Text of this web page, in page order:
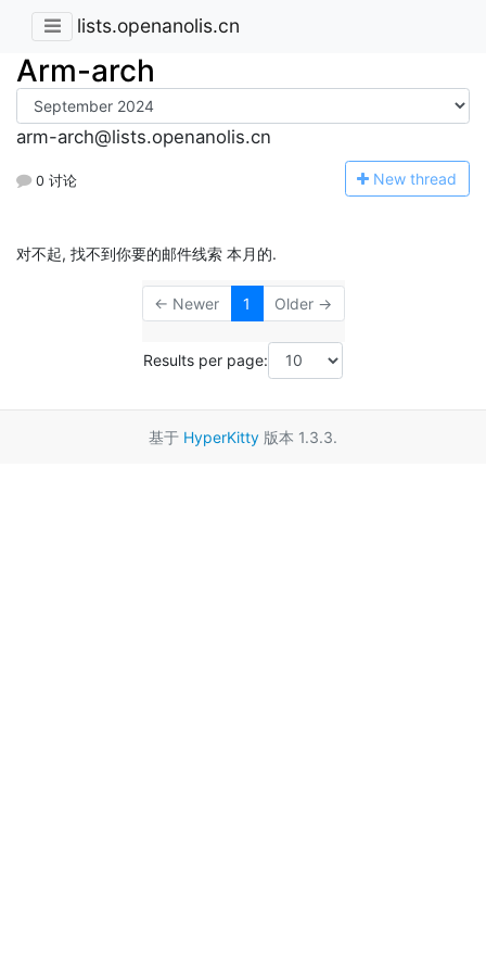
lists.openanolis.cn
Arm-arch
arm-arch@lists.openanolis.cn
0 讨论 New thread
对不起, 找不到你要的邮件线索 本月的.
← Newer 1 Older →
Results per page:
基于 HyperKitty 版本 1.3.3.